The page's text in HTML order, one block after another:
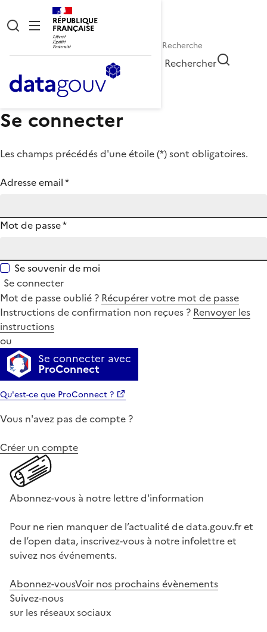
RÉPUBLIQUE
FRANÇAISE
Rechercher
Se connecter
Les champs précédés d'une étoile (*) sont obligatoires.
Adresse email*
Mot de passe*
Se souvenir de moi
Se connecter
Mot de passe oublié ? Récupérer votre mot de passe
Instructions de confirmation non reçues ? Renvoyer les
instructions
ou
Se connecter avec
ProConnect
Qu'est-ce que ProConnect ?
Vous n'avez pas de compte ?
Créer un compte
Abonnez-vous à notre lettre d'information
Pour ne rien manquer de l’actualité de data.gouv.fr et
de l’open data, inscrivez-vous à notre infolettre et
suivez nos événements.
Abonnez-vousVoir nos prochains évènements
Suivez-nous
sur les réseaux sociaux